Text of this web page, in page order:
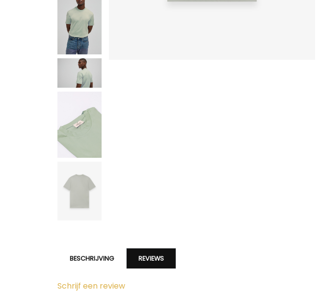
BESCHRIJVING REVIEWS
Schrijf een review